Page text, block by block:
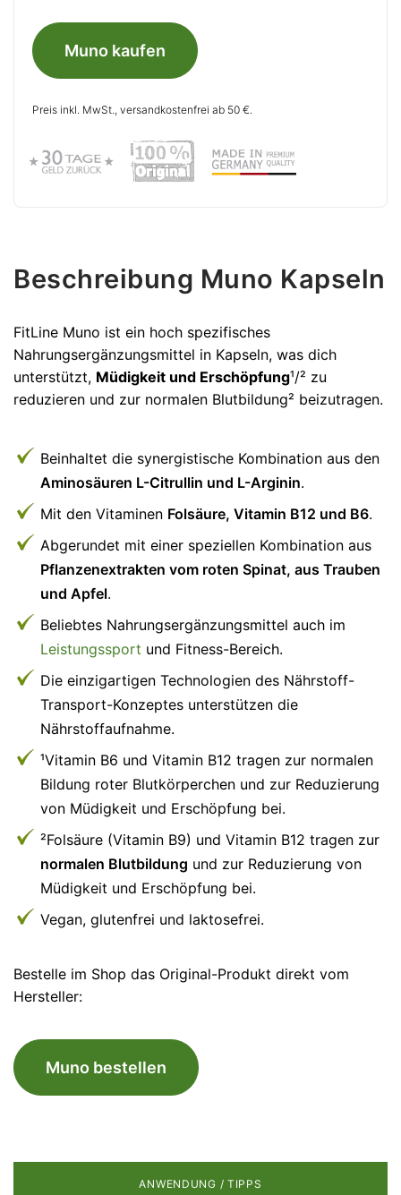
Muno kaufen
Preis inkl. MwSt., versandkostenfrei ab 50 €.
Beschreibung Muno Kapseln
FitLine Muno ist ein hoch spezifisches
Nahrungsergänzungsmittel in Kapseln, was dich
unterstützt, Müdigkeit und Erschöpfung¹/² zu
reduzieren und zur normalen Blutbildung² beizutragen.
Beinhaltet die synergistische Kombination aus den
Aminosäuren L-Citrullin und L-Arginin.
Mit den Vitaminen Folsäure, Vitamin B12 und B6.
Abgerundet mit einer speziellen Kombination aus
Pflanzenextrakten vom roten Spinat, aus Trauben
und Apfel.
Beliebtes Nahrungsergänzungsmittel auch im
Leistungssport und Fitness-Bereich.
Die einzigartigen Technologien des Nährstoff-
Transport-Konzeptes unterstützen die
Nährstoffaufnahme.
¹Vitamin B6 und Vitamin B12 tragen zur normalen
Bildung roter Blutkörperchen und zur Reduzierung
von Müdigkeit und Erschöpfung bei.
²Folsäure (Vitamin B9) und Vitamin B12 tragen zur
normalen Blutbildung und zur Reduzierung von
Müdigkeit und Erschöpfung bei.
Vegan, glutenfrei und laktosefrei.
Bestelle im Shop das Original-Produkt direkt vom
Hersteller:
Muno bestellen
ANWENDUNG / TIPPS